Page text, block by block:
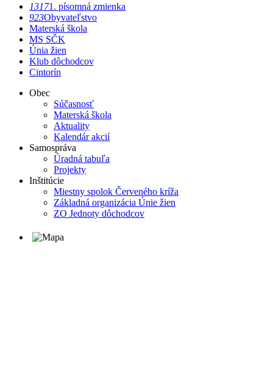
13171. písomná zmienka
923Obyvateľstvo
Materská škola
MS SČK
Únia žien
Klub dôchodcov
Cintorín
Obec
Súčasnosť
Materská škola
Aktuality
Kalendár akcií
Samospráva
Úradná tabuľa
Projekty
Inštitúcie
Miestny spolok Červeného kríža
Základná organizácia Únie žien
ZO Jednoty dôchodcov